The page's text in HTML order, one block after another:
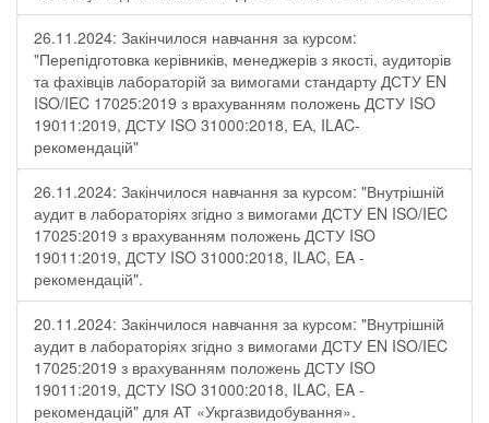
26.11.2024: Закінчилося навчання за курсом:
"Перепідготовка керівників, менеджерів з якості, аудиторів
та фахівців лабораторій за вимогами стандарту ДСТУ EN
ISO/IEC 17025:2019 з врахуванням положень ДСТУ ISO
19011:2019, ДСТУ ISO 31000:2018, ЕА, ILAC-
рекомендацій"
26.11.2024: Закінчилося навчання за курсом: "Внутрішній
аудит в лабораторіях згідно з вимогами ДСТУ EN ISO/IEC
17025:2019 з врахуванням положень ДСТУ ISO
19011:2019, ДСТУ ISO 31000:2018, ILAC, EA -
рекомендацій".
20.11.2024: Закінчилося навчання за курсом: "Внутрішній
аудит в лабораторіях згідно з вимогами ДСТУ EN ISO/IEC
17025:2019 з врахуванням положень ДСТУ ISO
19011:2019, ДСТУ ISO 31000:2018, ILAC, EA -
рекомендацій" для АТ «Укргазвидобування».